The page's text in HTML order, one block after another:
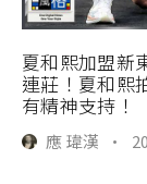
夏和熙加盟新
連莊！夏和熙
有精神支持！
應 瑋漢 ·